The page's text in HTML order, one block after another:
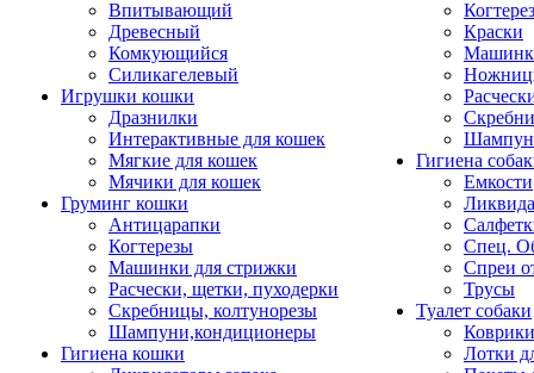
Впитывающий
Древесный
Комкующийся
Силикагелевый
Игрушки кошки
Дразнилки
Интерактивные для кошек
Мягкие для кошек
Мячики для кошек
Груминг кошки
Антицарапки
Когтерезы
Машинки для стрижки
Расчески, щетки, пуходерки
Скребницы, колтунорезы
Шампуни,кондиционеры
Гигиена кошки
Краски
Гигиена
Емкости
Спец.
Спреи
Трусы
Туалет собаки
Коврики
Лотки